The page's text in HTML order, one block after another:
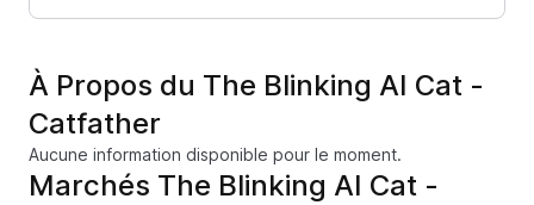
À Propos du The Blinking AI Cat -
Catfather
Aucune information disponible pour le moment.
Marchés The Blinking AI Cat -